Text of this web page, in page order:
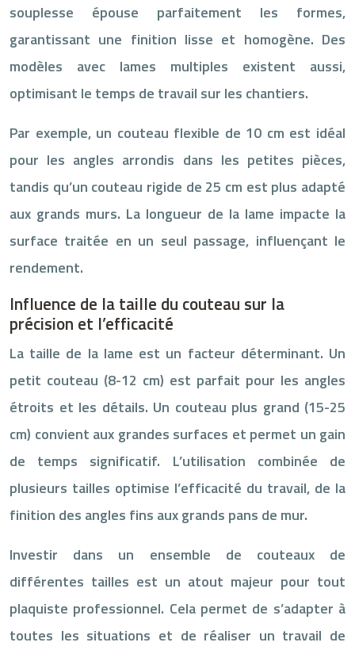
souplesse épouse parfaitement les formes,
garantissant une finition lisse et homogène. Des
modèles avec lames multiples existent aussi,
optimisant le temps de travail sur les chantiers.
Par exemple, un couteau flexible de 10 cm est idéal
pour les angles arrondis dans les petites pièces,
tandis qu’un couteau rigide de 25 cm est plus adapté
aux grands murs. La longueur de la lame impacte la
surface traitée en un seul passage, influençant le
rendement.
Influence de la taille du couteau sur la
précision et l’efficacité
La taille de la lame est un facteur déterminant. Un
petit couteau (8-12 cm) est parfait pour les angles
étroits et les détails. Un couteau plus grand (15-25
cm) convient aux grandes surfaces et permet un gain
de temps significatif. L’utilisation combinée de
plusieurs tailles optimise l’efficacité du travail, de la
finition des angles fins aux grands pans de mur.
Investir dans un ensemble de couteaux de
différentes tailles est un atout majeur pour tout
plaquiste professionnel. Cela permet de s’adapter à
toutes les situations et de réaliser un travail de